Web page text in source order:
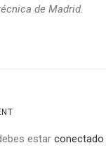
de Madrid.
estar conectado